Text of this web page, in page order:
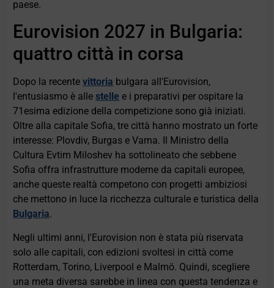
paese.
Eurovision 2027 in Bulgaria:
quattro città in corsa
Dopo la recentevittoria bulgara all'Eurovision,
l'entusiasmo è allestelle e i preparativi per ospitare la
71esima edizione della competizione sono già iniziati.
Oltre alla capitale Sofia, tre città hanno mostrato un forte
interesse: Plovdiv, Burgas e Varna. Il Ministro della
Cultura Evtim Miloshev ha sottolineato che sebbene
Sofia offra infrastrutture moderne da capitali europee,
anche queste realtà competono con progetti ambiziosi
che mettono in luce la ricchezza culturale e turistica della
Bulgaria.
Negli ultimi anni, l'Eurovision non è stata più riservata
solo alle capitali, con edizioni svoltesi in città come
Rotterdam, Torino, Liverpool e Malmö. Quindi, scegliere
una meta diversa sarebbe in linea con questa tendenza e